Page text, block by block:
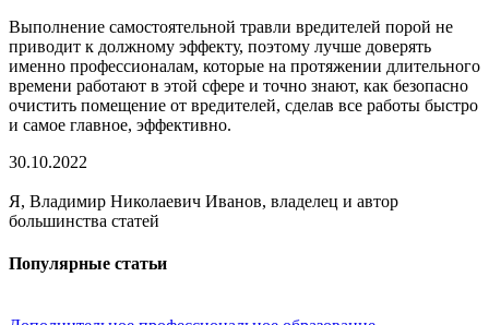
Выполнение самостоятельной травли вредителей порой не
приводит к должному эффекту, поэтому лучше доверять
именно профессионалам, которые на протяжении длительного
времени работают в этой сфере и точно знают, как безопасно
очистить помещение от вредителей, сделав все работы быстро
и самое главное, эффективно.
30.10.2022
Я, Владимир Николаевич Иванов, владелец и автор
большинства статей
Популярные статьи